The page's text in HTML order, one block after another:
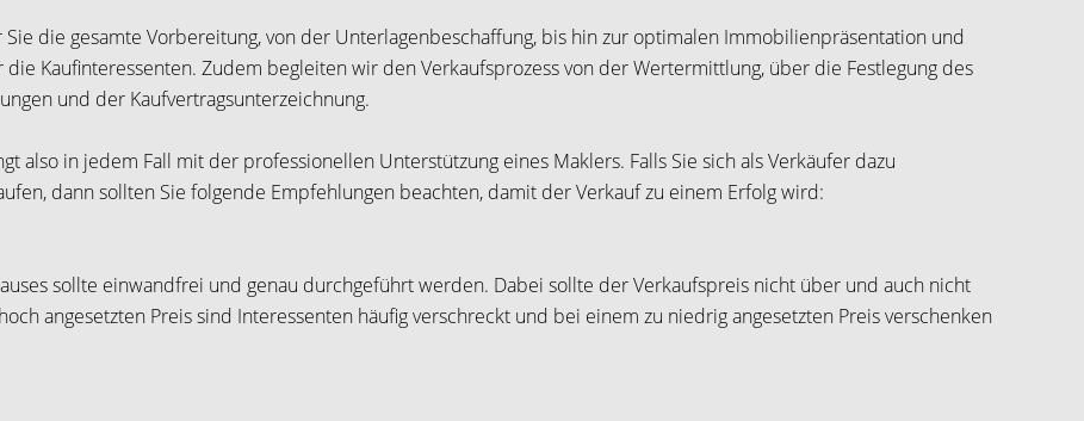
die gesamte Vorbereitung, von der Unterlagenbeschaffung, bis hin zur optimalen Immobilienpräsentation und
Kaufinteressenten. Zudem begleiten wir den Verkaufsprozess von der Wertermittlung, über die Festlegung des
und der Kaufvertragsunterzeichnung.
also in jedem Fall mit der professionellen Unterstützung eines Maklers. Falls Sie sich als Verkäufer dazu
dann sollten Sie folgende Empfehlungen beachten, damit der Verkauf zu einem Erfolg wird:
sollte einwandfrei und genau durchgeführt werden. Dabei sollte der Verkaufspreis nicht über und auch nicht
angesetzten Preis sind Interessenten häufig verschreckt und bei einem zu niedrig angesetzten Preis verschenken